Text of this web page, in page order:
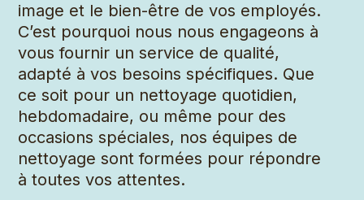
image et le bien-être de vos employés.
C’est pourquoi nous nous engageons à
vous fournir un service de qualité,
adapté à vos besoins spécifiques. Que
ce soit pour un nettoyage quotidien,
hebdomadaire, ou même pour des
occasions spéciales, nos équipes de
nettoyage sont formées pour répondre
à toutes vos attentes.